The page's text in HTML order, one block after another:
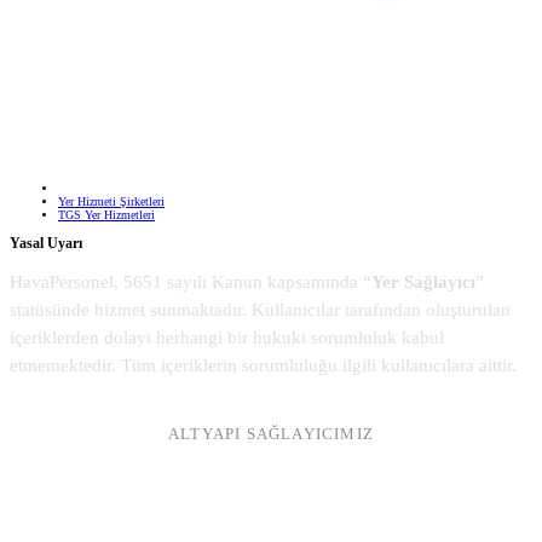
Yer Hizmeti Şirketleri
TGS Yer Hizmetleri
Yasal Uyarı
HavaPersonel, 5651 sayılı Kanun kapsamında “Yer Sağlayıcı”
statüsünde hizmet sunmaktadır. Kullanıcılar tarafından oluşturulan
içeriklerden dolayı herhangi bir hukuki sorumluluk kabul
etmemektedir. Tüm içeriklerin sorumluluğu ilgili kullanıcılara aittir.
ALTYAPI SAĞLAYICIMIZ